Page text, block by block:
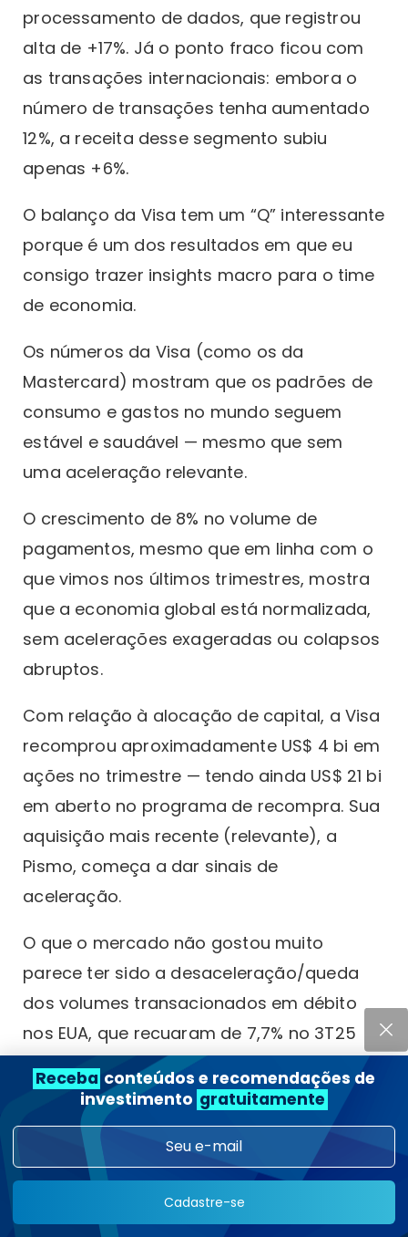
processamento de dados, que registrou
alta de +17%. Já o ponto fraco ficou com
as transações internacionais: embora o
número de transações tenha aumentado
12%, a receita desse segmento subiu
apenas +6%.
O balanço da Visa tem um “Q” interessante
porque é um dos resultados em que eu
consigo trazer insights macro para o time
de economia.
Os números da Visa (como os da
Mastercard) mostram que os padrões de
consumo e gastos no mundo seguem
estável e saudável — mesmo que sem
uma aceleração relevante.
O crescimento de 8% no volume de
pagamentos, mesmo que em linha com o
que vimos nos últimos trimestres, mostra
que a economia global está normalizada,
sem acelerações exageradas ou colapsos
abruptos.
Com relação à alocação de capital, a Visa
recomprou aproximadamente US$ 4 bi em
ações no trimestre — tendo ainda US$ 21 bi
em aberto no programa de recompra. Sua
aquisição mais recente (relevante), a
Pismo, começa a dar sinais de
aceleração.
O que o mercado não gostou muito
parece ter sido a desaceleração/queda
dos volumes transacionados em débito
nos EUA, que recuaram de 7,7% no 3T25
para 5,8% no 4T25.
No geral, um resultado levemente acima
do esperado, mas que condiz com a
empresa. Para os próximos trimestres, a
Visa espera a continuidade de um
crescimento de “low-double digits” (deve
Receba conteúdos e recomendações de
investimento gratuitamente
Cadastre-se